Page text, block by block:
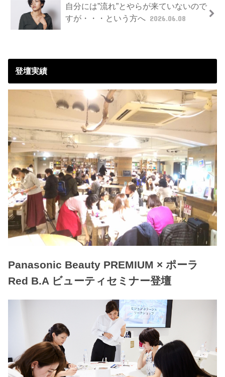
自分には”流れ”とやらが来ていないので
すが・・・という方へ 2026.06.08
登壇実績
Panasonic Beauty PREMIUM × ポーラ
Red B.A ビューティセミナー登壇